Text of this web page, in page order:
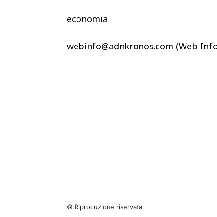
economia
webinfo@adnkronos.com (Web
© Riproduzione riservata